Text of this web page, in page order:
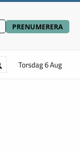
PRENUMERERA
Torsdag 6 Aug